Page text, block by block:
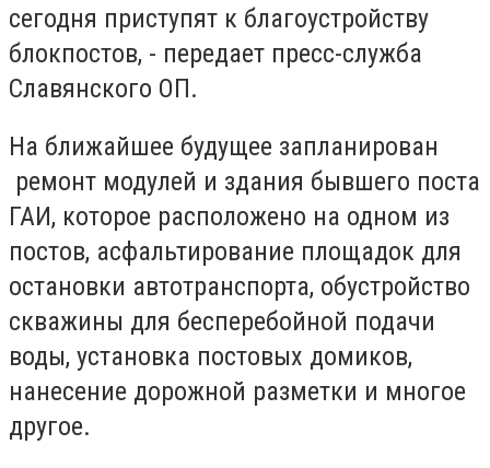
сегодня приступят к благоустройству
блокпостов, - передает пресс-служба
Славянского ОП.
На ближайшее будущее запланирован
ремонт модулей и здания бывшего поста
ГАИ, которое расположено на одном из
постов, асфальтирование площадок для
остановки автотранспорта, обустройство
скважины для бесперебойной подачи
воды, установка постовых домиков,
нанесение дорожной разметки и многое
другое.